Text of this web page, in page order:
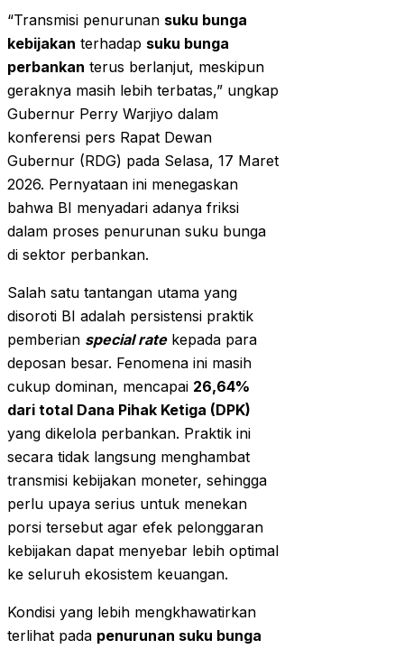
“Transmisi penurunan suku bunga
kebijakan terhadap suku bunga
perbankan terus berlanjut, meskipun
geraknya masih lebih terbatas,” ungkap
Gubernur Perry Warjiyo dalam
konferensi pers Rapat Dewan
Gubernur (RDG) pada Selasa, 17 Maret
2026. Pernyataan ini menegaskan
bahwa BI menyadari adanya friksi
dalam proses penurunan suku bunga
di sektor perbankan.
Salah satu tantangan utama yang
disoroti BI adalah persistensi praktik
pemberian special ratekepada para
deposan besar. Fenomena ini masih
cukup dominan, mencapai 26,64%
dari total Dana Pihak Ketiga (DPK)
yang dikelola perbankan. Praktik ini
secara tidak langsung menghambat
transmisi kebijakan moneter, sehingga
perlu upaya serius untuk menekan
porsi tersebut agar efek pelonggaran
kebijakan dapat menyebar lebih optimal
ke seluruh ekosistem keuangan.
Kondisi yang lebih mengkhawatirkan
terlihat pada penurunan suku bunga